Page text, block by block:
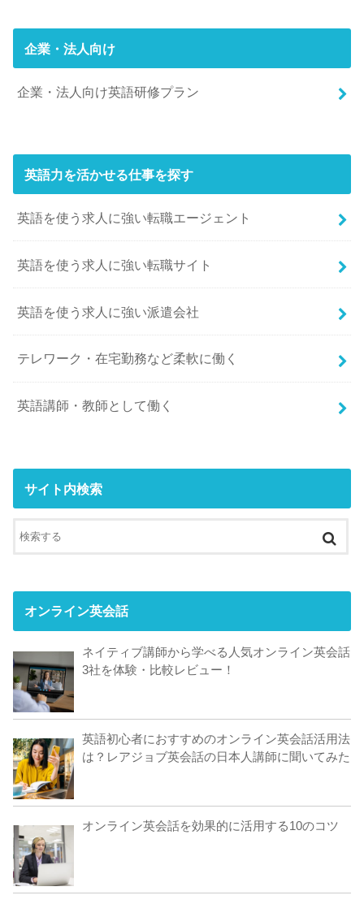
企業・法人向け
企業・法人向け英語研修プラン
英語力を活かせる仕事を探す
英語を使う求人に強い転職エージェント
英語を使う求人に強い転職サイト
英語を使う求人に強い派遣会社
テレワーク・在宅勤務など柔軟に働く
英語講師・教師として働く
サイト内検索
オンライン英会話
ネイティブ講師から学べる人気オンライン英会話
3社を体験・比較レビュー！
英語初心者におすすめのオンライン英会話活用法
は？レアジョブ英会話の日本人講師に聞いてみた
オンライン英会話を効果的に活用する10のコツ